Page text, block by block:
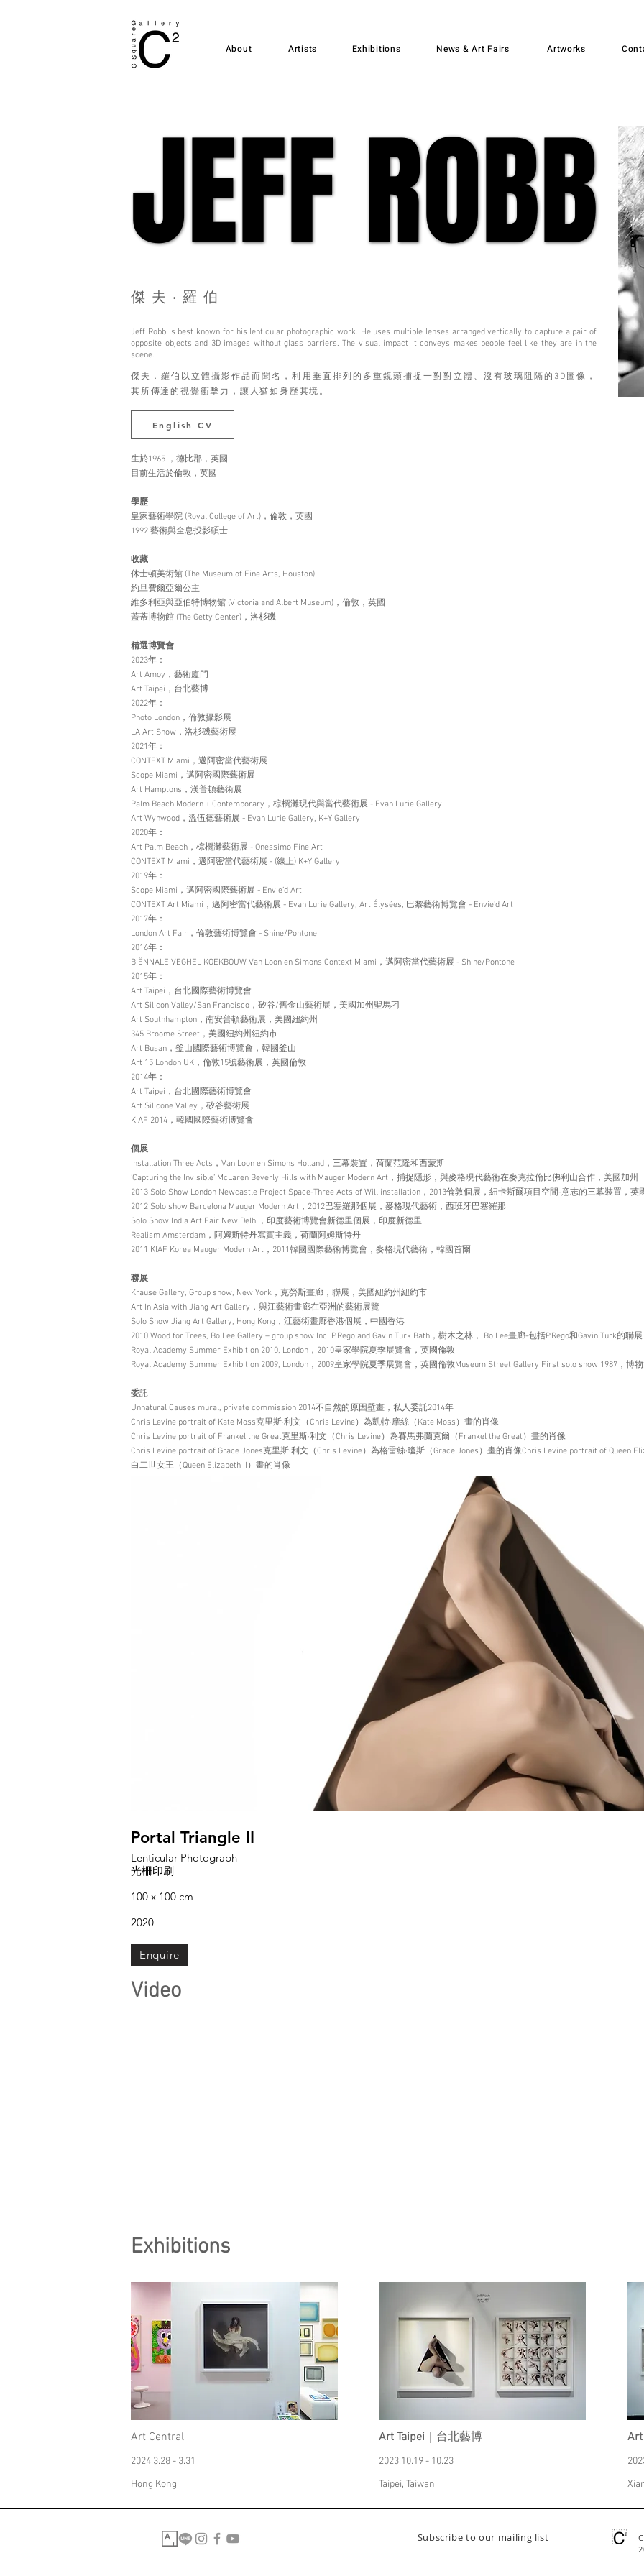
About Artists Exhibitions News & Art Fairs Artworks
JEFF ROBB
JEFF ROBB
傑夫‧羅伯
Jeff Robb is best known for his lenticular photographic work. He uses multiple lenses arranged vertically to capture a pair of
opposite objects and 3D images without glass barriers. The visual impact it conveys makes people feel like they are in the
scene.
傑夫．羅伯以⽴體攝影作品而聞名，利⽤垂直排列的多重鏡頭捕捉⼀對對⽴體、沒有玻璃阻隔的3D圖像，
其所傳達的視覺衝擊⼒，讓⼈猶如⾝歷其境。
English CV
生於1965 ，德比郡，英國
目前生活於倫敦，英國
學歷
皇家藝術學院 (Royal College of Art)，倫敦，英國
1992 藝術與全息投影碩士
收藏
休士頓美術館 (The Museum of Fine Arts, Houston)
約旦費爾亞爾公主
維多利亞與亞伯特博物館 (Victoria and Albert Museum)，倫敦，英國
蓋蒂博物館 (The Getty Center)，洛杉磯
精選博覽會
2023年：
Art Amoy，藝術廈門
Art Taipei，台北藝博
2022年：
Photo London，倫敦攝影展
LA Art Show，洛杉磯藝術展
2021年：
CONTEXT Miami，邁阿密當代藝術展
Scope Miami，邁阿密國際藝術展
Art Hamptons，漢普頓藝術展
Palm Beach Modern + Contemporary，棕櫚灘現代與當代藝術展 - Evan Lurie Gallery
Art Wynwood，溫伍德藝術展 - Evan Lurie Gallery, K+Y Gallery
2020年：
Art Palm Beach，棕櫚灘藝術展 - Onessimo Fine Art
CONTEXT Miami，邁阿密當代藝術展 - (線上) K+Y Gallery
2019年：
Scope Miami，邁阿密國際藝術展 - Envie’d Art
CONTEXT Art Miami，邁阿密當代藝術展 - Evan Lurie Gallery, Art Élysées, 巴黎藝術博覽會 - Envie’d Art
2017年：
London Art Fair，倫敦藝術博覽會 - Shine/Pontone
2016年：
BIËNNALE VEGHEL KOEKBOUW Van Loon en Simons Context Miami，邁阿密當代藝術展 - Shine/Pontone
2015年：
Art Taipei，台北國際藝術博覽會
Art Silicon Valley/San Francisco，矽谷/舊金山藝術展，美國加州聖馬刁
Art Southhampton，南安普頓藝術展，美國紐約州
345 Broome Street，美國紐約州紐約市
Art Busan，釜山國際藝術博覽會，韓國釜山
Art 15 London UK，倫敦15號藝術展，英國倫敦
2014年：
Art Taipei，台北國際藝術博覽會
Art Silicone Valley，矽谷藝術展
KIAF 2014，韓國國際藝術博覽會
個展
Installation Three Acts，Van Loon en Simons Holland，三幕裝置，荷蘭范隆和西蒙斯
‘Capturing the Invisible’ McLaren Beverly Hills with Mauger Modern Art，捕捉隱形，與麥格現代藝術在麥克拉倫比佛利山合作，美國加州
2013 Solo Show London Newcastle Project Space-Three Acts of Will installation，2013倫敦個展，紐卡斯爾項目空間-意志的三幕裝置，英
2012 Solo show Barcelona Mauger Modern Art，2012巴塞羅那個展，麥格現代藝術，西班牙巴塞羅那
Solo Show India Art Fair New Delhi，印度藝術博覽會新德里個展，印度新德里
Realism Amsterdam，阿姆斯特丹寫實主義，荷蘭阿姆斯特丹
2011 KIAF Korea Mauger Modern Art，2011韓國國際藝術博覽會，麥格現代藝術，韓國首爾
聯展
Krause Gallery, Group show, New York，克勞斯畫廊，聯展，美國紐約州紐約市
Art In Asia with Jiang Art Gallery，與江藝術畫廊在亞洲的藝術展覽
Solo Show Jiang Art Gallery, Hong Kong，江藝術畫廊香港個展，中國香港
2010 Wood for Trees, Bo Lee Gallery – group show Inc. P.Rego and Gavin Turk Bath，樹木之林， Bo Lee畫廊-包括P.Rego和Gavin Turk的聯
Royal Academy Summer Exhibition 2010, London，2010皇家學院夏季展覽會，英國倫敦
Royal Academy Summer Exhibition 2009, London，2009皇家學院夏季展覽會，英國倫敦Museum Street Gallery First solo show 1987，博
委託
Unnatural Causes mural, private commission 2014不自然的原因壁畫，私人委託2014年
Chris Levine portrait of Kate Moss克里斯·利文（Chris Levine）為凱特·摩絲（Kate Moss）畫的肖像
Chris Levine portrait of Frankel the Great克里斯·利文（Chris Levine）為賽馬弗蘭克爾（Frankel the Great）畫的肖像
Chris Levine portrait of Grace Jones克里斯·利文（Chris Levine）為格雷絲·瓊斯（Grace Jones）畫的肖像Chris Levine portrait of Queen
白二世女王（Queen Elizabeth II）畫的肖像
Portal Triangle II
Lenticular Photograph
光柵印刷
100 x 100 cm
2020
Enquire
Video
Exhibitions
Art Central
2024.3.28 - 3.31
Hong Kong
Art Taipei ｜台北藝博
2023.10.19 - 10.23
Taipei, Taiwan
Subscribe to our mailing list